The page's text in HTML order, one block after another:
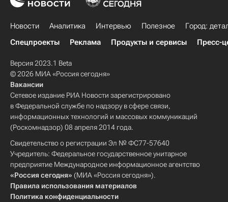
Новости Аналитика Интервью Полезное
Город:
Спецпроекты
Реклама Продукты и сервисы Пресс-
Версия 2023.1 Beta
© 2026 МИА «Россия сегодня»
Вакансии
Сетевое издание РИА Новости зарегистрировано
в Федеральной службе по надзору в сфере связи,
информационных технологий и массовых коммуникаций
(Роскомнадзор) 08 апреля 2014 года.
Свидетельство о регистрации Эл № ФС77-57640
Учредитель: Федеральное государственное унитарное
предприятие Международное информационное агентство
«Россия сегодня» (МИА «Россия сегодня»).
Правила использования материалов
Политика конфиденциальности